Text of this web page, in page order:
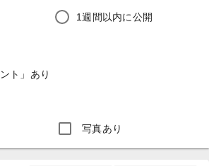
1週間以内に公開
ト」あり
写真あり